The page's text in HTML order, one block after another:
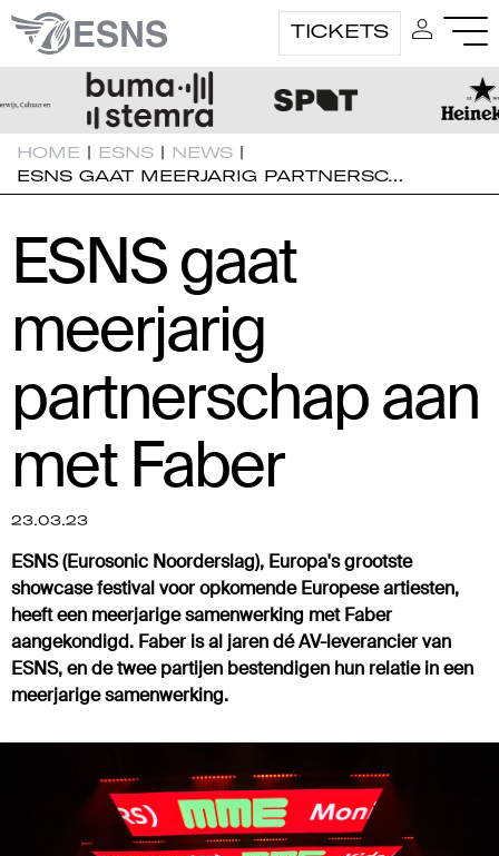
TICKETS
HOME | ESNS | NEWS |
ESNS GAAT MEERJARIG PARTNERSC…
ESNS gaat
meerjarig
partnerschap aan
met Faber
23.03.23
ESNS (Eurosonic Noorderslag), Europa's grootste
showcase festival voor opkomende Europese artiesten,
heeft een meerjarige samenwerking met Faber
aangekondigd. Faber is al jaren dé AV-leverancier van
ESNS, en de twee partijen bestendigen hun relatie in een
meerjarige samenwerking.